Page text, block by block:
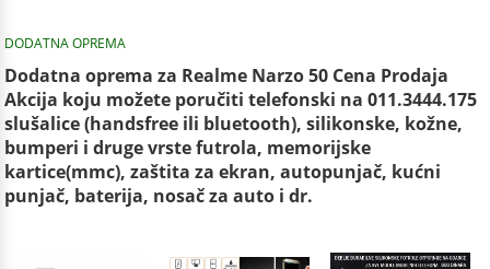
DODATNA OPREMA
Dodatna oprema za Realme Narzo 50 Cena Prodaja
Akcija koju možete poručiti telefonski na 011.3444.175
slušalice (handsfree ili bluetooth), silikonske, kožne,
bumperi i druge vrste futrola, memorijske
kartice(mmc), zaštita za ekran, autopunjač, kućni
punjač, baterija, nosač za auto i dr.